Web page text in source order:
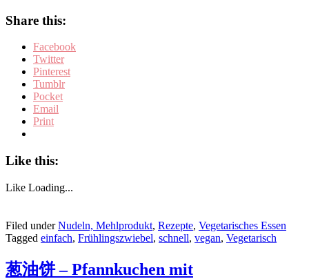
Share this:
Facebook
Twitter
Pinterest
Tumblr
Pocket
Email
Print
Like this:
Like Loading...
Filed underNudeln, Mehlprodukt, Rezepte, Vegetarisches Essen
Tagged einfach, Frühlingszwiebel, schnell, vegan, Vegetarisch
葱油饼 – Pfannkuchen mit